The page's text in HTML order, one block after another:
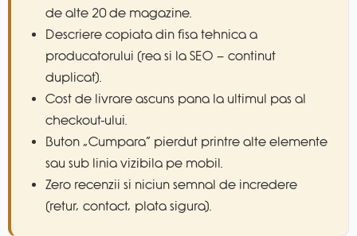
de alte 20 de magazine.
Descriere copiata din fisa tehnica a
producatorului (rea si la SEO — continut
duplicat).
Cost de livrare ascuns pana la ultimul pas al
checkout-ului.
Buton „Cumpara” pierdut printre alte elemente
sau sub linia vizibila pe mobil.
Zero recenzii si niciun semnal de incredere
(retur, contact, plata sigura).